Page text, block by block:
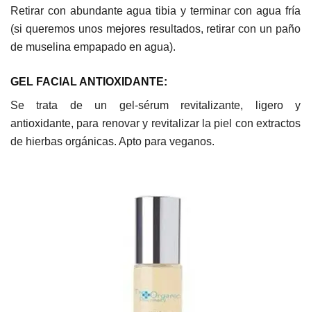
Retirar con abundante aguatibia y terminar con agua fría
(si queremos unosmejores resultados, retirar con un paño
de muselina empapado en agua).
GEL FACIAL ANTIOXIDANTE:
Se trata de un gel-sérum revitalizante, ligero y
antioxidante, para renovar y revitalizar la piel con extractos
de hierbas orgánicas. Apto para veganos.